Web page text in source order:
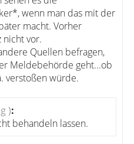
wenn man das mit der
macht. Vorher
nicht vor.
Quellen befragen,
Meldebehörde geht...ob
verstoßen würde.
):
behandeln lassen.